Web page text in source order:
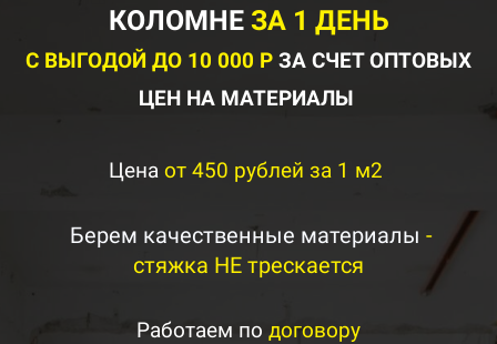
КОЛОМНЕ ЗА 1 ДЕНЬ
С ВЫГОДОЙ ДО 10 000 Р ЗА СЧЕТ ОПТОВЫХ
ЦЕН НА МАТЕРИАЛЫ
Цена от 450 рублей за 1 м2
Берем качественные материалы -
стяжка НЕ трескается
Работаем по договору